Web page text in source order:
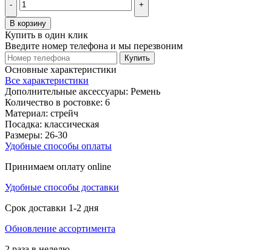
- +
В корзину
Купить в один клик
Введите номер телефона и мы перезвоним
Купить
Основные характеристики
Все характеристики
Дополнительные аксессуары: Ремень
Количество в ростовке: 6
Материал: стрейч
Посадка: классическая
Размеры: 26-30
Удобные способы оплаты
Принимаем оплату online
Удобные способы доставки
Срок доставки 1-2 дня
Обновление ассортимента